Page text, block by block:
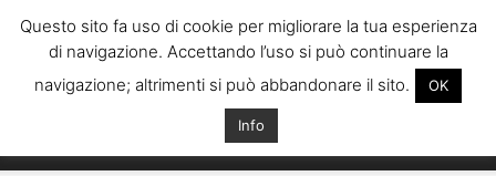
Italiani
Questo sito fa uso di cookie per migliorare la tua esperienza
di navigazione. Accettando l’uso si può continuare la
navigazione; altrimenti si può abbandonare il sito.
OK
Info